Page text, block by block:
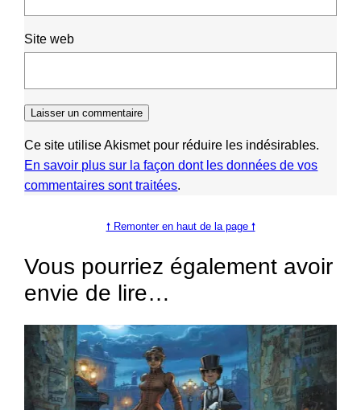
Site web
Ce site utilise Akismet pour réduire les indésirables.
En savoir plus sur la façon dont les données de vos
commentaires sont traitées.
🠕 Remonter en haut de la page 🠕
Vous pourriez également avoir
envie de lire…